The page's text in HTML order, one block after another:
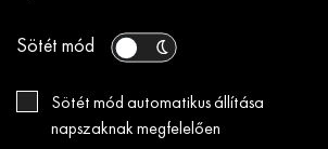
Sötét mód
Sötét mód automatikus állítása
napszaknak megfelelően